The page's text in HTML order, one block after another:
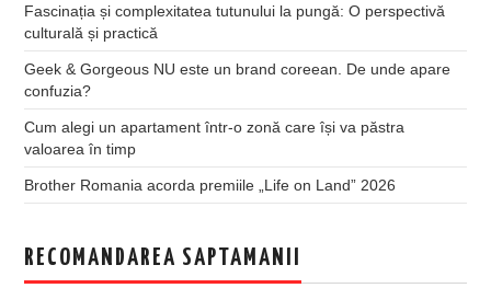
Fascinația și complexitatea tutunului la pungă: O perspectivă
culturală și practică
Geek & Gorgeous NU este un brand coreean. De unde apare
confuzia?
Cum alegi un apartament într-o zonă care își va păstra
valoarea în timp
Brother Romania acorda premiile „Life on Land” 2026
RECOMANDAREA SAPTAMANII